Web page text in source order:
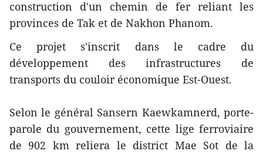
construction d'un chemin de fer reliant les
provinces de Tak et de Nakhon Phanom.
Ce projet s'inscrit dans le cadre du
développement des infrastructures de
transports du couloir économique Est-Ouest.
Selon le général Sansern Kaewkamnerd, porte-
parole du gouvernement, cette lige ferroviaire
de 902 km reliera le district Mae Sot de la